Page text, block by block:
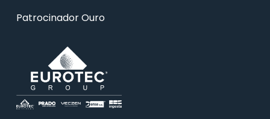
Patrocinador Ouro